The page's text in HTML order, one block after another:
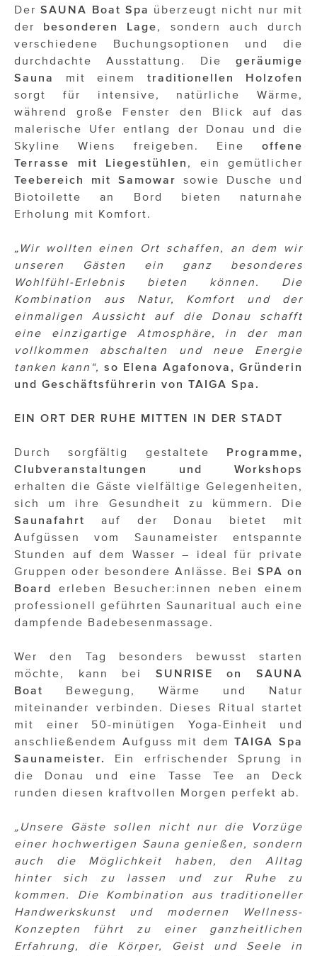
TOG Studio
Upside Down Town Hotel – Neue Post
VieSFF – Vienna Spanish Film Festival
ÜBER UNS
PRESS CONTACT
DerSAUNA Boat Spa überzeugt nicht nur mit
der besonderen Lage, sondern auch durch
verschiedene Buchungsoptionen und die
durchdachte Ausstattung. Die geräumige
Sauna
mit einem
traditionellen Holzofen
sorgt für intensive, natürliche Wärme,
während große Fenster den Blick auf das
malerische Ufer entlang der Donau und die
Skyline Wiens freigeben. Eine offene
Terrasse mit Liegestühlen , ein gemütlicher
Teebereich
mit Samowar
sowie Dusche und
Biotoilette an Bord bieten naturnahe
Erholung mit Komfort.
„Wir wollten einen Ort schaffen, an dem wir
unseren Gästen ein ganz besonderes
Wohlfühl-Erlebnis bieten können. Die
Kombination aus Natur, Komfort und der
einmaligen Aussicht auf die Donau schafft
eine einzigartige Atmosphäre, in der man
vollkommen abschalten und neue Energie
tanken kann“, so Elena Agafonova, Gründerin
und Geschäftsführerin von TAIGA Spa.
EIN ORT DER RUHE MITTEN IN DER STADT
Durch sorgfältig gestaltete Programme,
Clubveranstaltungen und Workshops
erhalten die Gäste vielfältige Gelegenheiten,
sich um ihre Gesundheit zu kümmern. Die
Saunafahrt
auf der Donau bietet mit
Aufgüssen vom Saunameister entspannte
Stunden auf dem Wasser – ideal für private
Gruppen oder besondere Anlässe. Bei SPA on
Board
erleben Besucher:innen neben einem
professionell geführten Saunaritual auch eine
dampfende Badebesenmassage.
Wer den Tag besonders bewusst starten
möchte, kann bei SUNRISE on SAUNA
Boat Bewegung, Wärme und Natur
miteinander verbinden. Dieses Ritual startet
mit einer 50-minütigen Yoga-Einheit und
anschließendem Aufguss mit demTAIGA Spa
Saunameister.
Ein erfrischender Sprung in
die Donau und eine Tasse Tee an Deck
runden diesen kraftvollen Morgen perfekt ab.
„Unsere Gäste sollen nicht nur die Vorzüge
einer hochwertigen Sauna genießen, sondern
auch die Möglichkeit haben, den Alltag
hinter sich zu lassen und zur Ruhe zu
kommen. Die Kombination aus traditioneller
Handwerkskunst und modernen Wellness-
Konzepten führt zu einer ganzheitlichen
Erfahrung, die Körper, Geist und Seele in